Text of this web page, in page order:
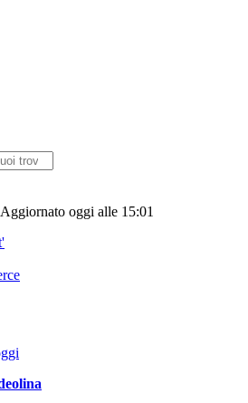
Aggiornato oggi alle 15:01